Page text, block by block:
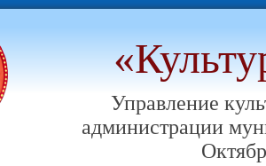
Управление
администрации